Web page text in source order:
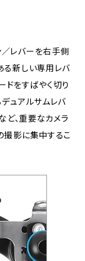
レバーを右手側
る新しい専用レバ
ドをすばやく切り
デュアルサムレバ
、重要なカメラ
撮影に集中するこ